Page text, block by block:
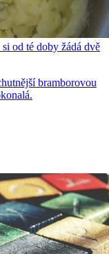
od té doby žádá dvě
bramborovou